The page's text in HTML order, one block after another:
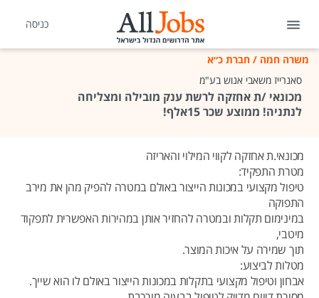
כניסה
משרה חמה / חברת כ״א
סאנרייז משאבי אנוש בע"מ
מכונאי /ת אחזקה לרשת ענק מובילה ומצליחה
לנתניה! ממוצע שכר 15אלף!
מכונאי.ת אחזקה לקווי המילוי והאריזה
מטרת התפקיד:
טיפול מקצועי במכונות הייצור באולם במטרה להפיק מהן את מירב
התפוקה
במינימום תקלות ובמטרה להחזיר אותן במהירות האפשרית לתפקוד
מיטבי,
תוך שמירה על איכות המוצר.
מטלות לביצוע:
אבחון וטיפול מקצועי בתקלות במכונות הייצור באולם לו הוא שייך.